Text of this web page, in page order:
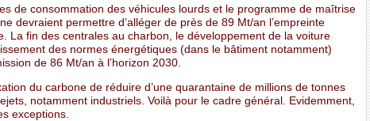
de consommation des véhicules lourds et le programme de maîtrise
devraient permettre d’alléger de près de 89 Mt/an l’empreinte
La fin des centrales au charbon, le développement de la voiture
des normes énergétiques (dans le bâtiment notamment)
de 86 Mt/an à l’horizon 2030.
du carbone de réduire d’une quarantaine de millions de tonnes
notamment industriels. Voilà pour le cadre général. Evidemment,
exceptions.